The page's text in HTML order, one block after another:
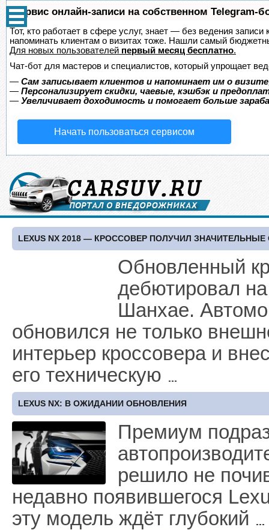
Сервис онлайн-записи на собственном Telegram-
Тот, кто работает в сфере услуг, знает — без ведения
напоминать клиентам о визитах тоже. Нашли самый
Для новых пользователей первый месяц бесплатно.
Чат-бот для мастеров и специалистов, который упрощает
— Сам записывает клиентов и напоминает им о
— Персонализирует скидки, чаевые, кэшбэк и
— Увеличивает доходимость и помогает больше
Начать пользоваться сервисом
LEXUS NX 2018 — КРОССОВЕР ПОЛУЧИЛ
Обновленный
дебютировал
Шанхае.
обновился не только
интерьер кроссовера и
его техническую
LEXUS NX: В ОЖИДАНИИ ОБНОВЛЕНИЯ
Премиум
решило не
недавно появившегося
эту модель ждёт глубокий